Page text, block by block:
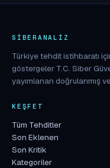
SIBERANALIZ
Türkiye tehdit istihbaratı
göstergeler T.C. Siber
yayımlanan doğrulanmış
KEŞFET
Tüm Tehditler
Son Eklenen
Son Kritik
Kategoriler